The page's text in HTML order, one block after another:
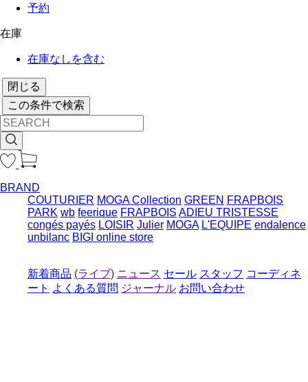
予約
在庫
在庫なしを含む
閉じる
この条件で検索
BRAND
COUTURIER MOGA Collection GREEN FRAPBOIS
PARK wb feerique FRAPBOIS ADIEU TRISTESSE
congés payés LOISIR Julier MOGA L'EQUIPE endalence
unbilanc BIGI online store
新着商品 (ライブ) ニュース セール スタッフ コーディネ
ート よくある質問 ジャーナル お問い合わせ